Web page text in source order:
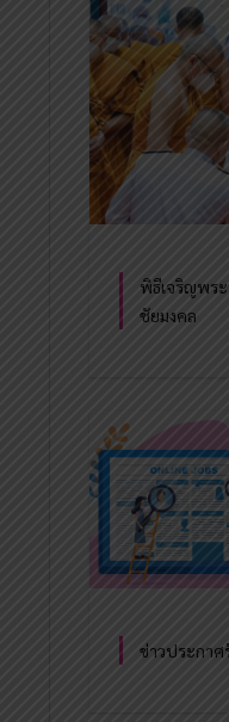
พิธีเจริญพร
ชัยมงคล
ข่าวประกา